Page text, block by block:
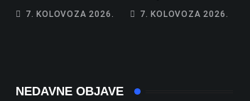
apartman za
7. KOLOVOZA 2026.
najglasniji audio
7. KOLOVOZA 2026.
NEDAVNE OBJAVE